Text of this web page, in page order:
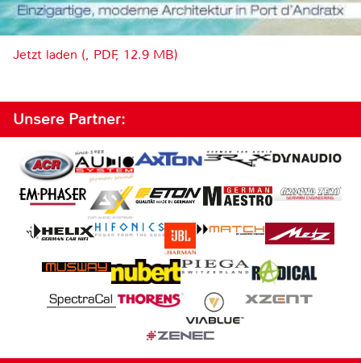
Jetzt laden (, PDF, 12.9 MB)
Unsere Partner: